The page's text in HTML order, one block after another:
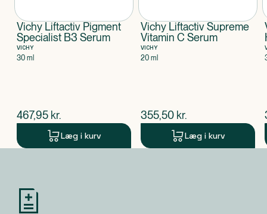
Vichy Liftactiv Pigment
Specialist B3 Serum
VICHY
30 ml
$nuværende pris
467,95 kr.
Læg i kurv
Vichy Liftactiv Supreme
Vitamin C Serum
VICHY
20 ml
$nuværende pris
355,50 kr.
Læg i kurv